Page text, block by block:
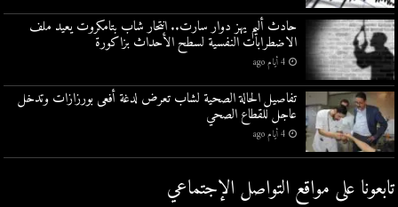
حادث أليم يهز دوار سارت.. انتحار شاب بتامكروت يعيد ملف
الاضطرابات النفسية لسطح الأحداث بزاكورة
4 أيام ago
تفاصيل الحالة الصحية لشاب تعرض لدغة أفعى بورزازات وتدخل
عاجل للقطاع الصحي
4 أيام ago
تابعونا على مواقع التواصل اﻹجتماعي